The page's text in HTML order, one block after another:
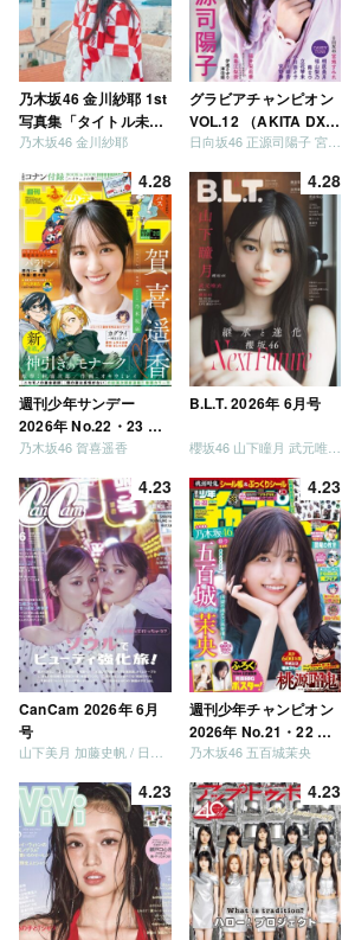
乃木坂46 金川紗耶 1st
写真集「タイトル未
定」
乃木坂46 金川紗耶
グラビアチャンピオン
VOL.12 （AKITA DXシ
リーズ）
日向坂46 正源司陽子 宮地すみれ
4.28
週刊少年サンデー
2026年 No.22・23 合
併号
乃木坂46 賀喜遥香
4.28
B.L.T. 2026年 6月号
櫻坂46 山下瞳月 武元唯衣 / 乃木坂46 海邉朱莉
4.23
CanCam 2026年 6月
号
山下美月 加藤史帆 / 日向坂46 大野愛実
4.23
週刊少年チャンピオン
2026年 No.21・22 合
併号
乃木坂46 五百城茉央
4.23 4.23